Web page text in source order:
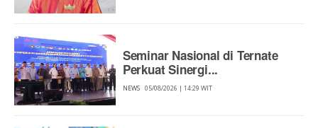
Seminar Nasional di Ternate
Perkuat Sinergi...
NEWS 05/08/2026 | 14:29 WIT